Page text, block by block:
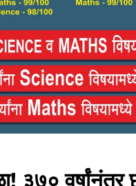
३७० वर्षांनंतर